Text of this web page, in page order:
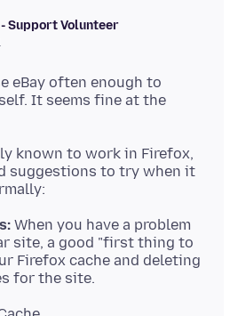
Support Volunteer
eBay often enough to
It seems fine at the
known to work in Firefox,
suggestions to try when it
When you have a problem
site, a good "first thing to
Firefox cache and deleting